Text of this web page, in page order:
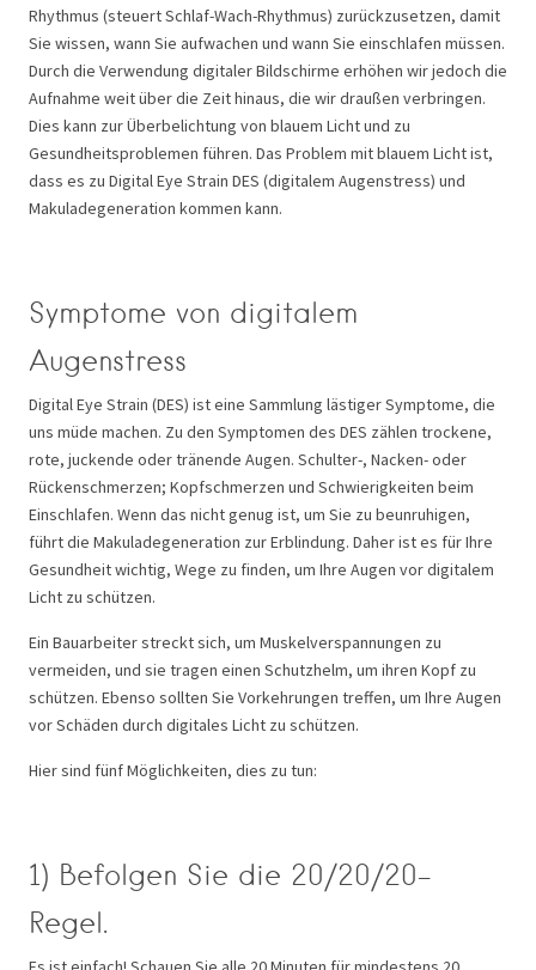
Rhythmus (steuert Schlaf-Wach-Rhythmus) zurückzusetzen, damit
Sie wissen, wann Sie aufwachen und wann Sie einschlafen müssen.
Durch die Verwendung digitaler Bildschirme erhöhen wir jedoch die
Aufnahme weit über die Zeit hinaus, die wir draußen verbringen.
Dies kann zur Überbelichtung von blauem Licht und zu
Gesundheitsproblemen führen. Das Problem mit blauem Licht ist,
dass es zu Digital Eye Strain DES (digitalem Augenstress) und
Makuladegeneration kommen kann.
Symptome von digitalem
Augenstress
Digital Eye Strain (DES) ist eine Sammlung lästiger Symptome, die
uns müde machen. Zu den Symptomen des DES zählen trockene,
rote, juckende oder tränende Augen. Schulter-, Nacken- oder
Rückenschmerzen; Kopfschmerzen und Schwierigkeiten beim
Einschlafen. Wenn das nicht genug ist, um Sie zu beunruhigen,
führt die Makuladegeneration zur Erblindung. Daher ist es für Ihre
Gesundheit wichtig, Wege zu finden, um Ihre Augen vor digitalem
Licht zu schützen.
Ein Bauarbeiter streckt sich, um Muskelverspannungen zu
vermeiden, und sie tragen einen Schutzhelm, um ihren Kopf zu
schützen. Ebenso sollten Sie Vorkehrungen treffen, um Ihre Augen
vor Schäden durch digitales Licht zu schützen.
Hier sind fünf Möglichkeiten, dies zu tun:
1) Befolgen Sie die 20/20/20-
Regel.